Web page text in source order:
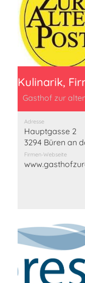
Gasthof zur
Adresse
Hauptgasse 2
3294 Büren an
Firmen-Webseite